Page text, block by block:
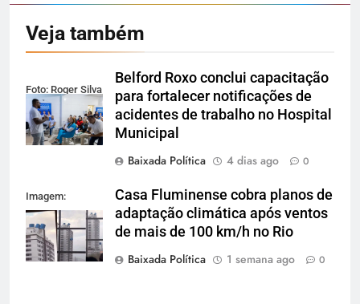
Veja também
Foto: Roger Silva
Belford Roxo conclui capacitação
para fortalecer notificações de
acidentes de trabalho no Hospital
Municipal
Baixada Política
4 dias ago 0
Imagem:
Reprodução
Casa Fluminense cobra planos de
adaptação climática após ventos
de mais de 100 km/h no Rio
Baixada Política
1 semana ago 0